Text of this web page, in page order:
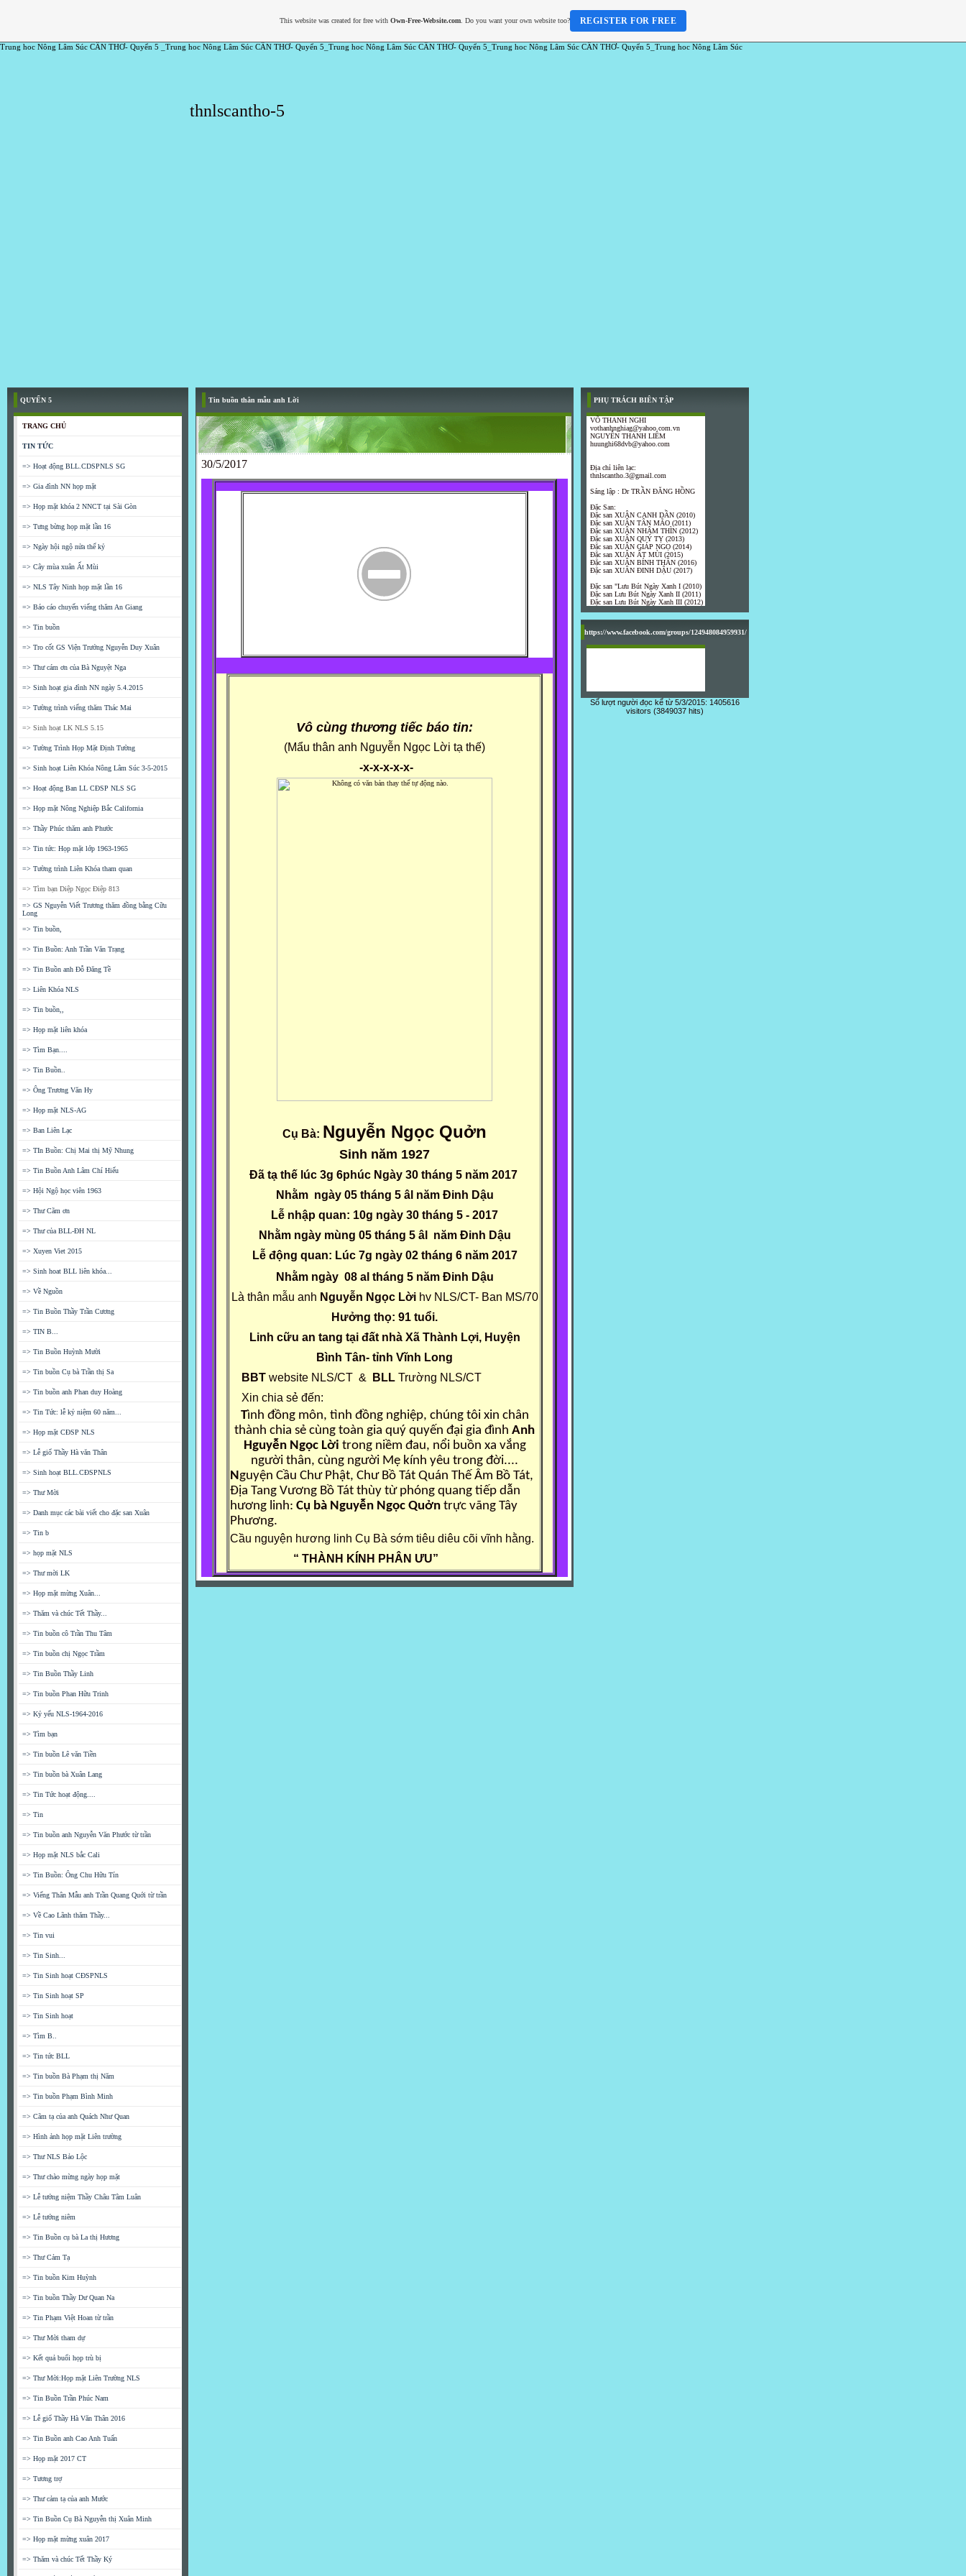
Trung hoc Nông Lâm Súc CẦN THƠ- Quyển 5 _Trung hoc Nông Lâm Súc CẦN THƠ- Quyển 5_Trung hoc Nông Lâm Súc CẦN THƠ- Quyển 5_Trung hoc Nông Lâm Súc CẦN THƠ- Quyển 5_Trung hoc Nông Lâm Súc
thnlscantho-5
QUYỂN 5
TRANG CHỦ
TIN TỨC
=> Hoạt động BLL.CDSPNLS SG
=> Gia đình NN họp mặt
=> Họp mặt khóa 2 NNCT tại Sài Gòn
=> Tưng bừng họp mặt lần 16
=> Ngày hội ngộ nửa thế kỷ
=> Cây mùa xuân Ất Mùi
=> NLS Tây Ninh họp mặt lần 16
=> Báo cáo chuyến viếng thăm An Giang
=> Tin buồn
=> Tro cốt GS Viện Trưởng Nguyễn Duy Xuân
=> Thư cám ơn của Bà Nguyệt Nga
=> Sinh hoạt gia đình NN ngày 5.4.2015
=> Tường trình viếng thăm Thác Mai
=> Sinh hoạt LK NLS 5.15
=> Tường Trình Họp Mặt Định Tường
=> Sinh hoạt Liên Khóa Nông Lâm Súc 3-5-2015
=> Hoạt động Ban LL CĐSP NLS SG
=> Họp mặt Nông Nghiệp Bắc California
=> Thầy Phúc thăm anh Phước
=> Tin tức: Họp mặt lớp 1963-1965
=> Tường trình Liên Khóa tham quan
=> Tìm bạn Diệp Ngọc Điệp 813
=> GS Nguyễn Viết Trương thăm đồng bằng Cữu
Long
=> Tin buồn,
=> Tin Buồn: Anh Trần Văn Trạng
=> Tin Buồn anh Đỗ Đăng Tề
=> Liên Khóa NLS
=> Tin buồn,,
=> Họp mặt liên khóa
=> Tìm Bạn....
=> Tin Buồn..
=> Ông Trương Văn Hy
=> Họp mặt NLS-AG
=> Ban Liên Lạc
=> TIn Buồn: Chị Mai thị Mỹ Nhung
=> Tin Buồn Anh Lâm Chí Hiếu
=> Hội Ngộ học viên 1963
=> Thư Cãm ơn
=> Thư của BLL-ĐH NL
=> Xuyen Viet 2015
=> Sinh hoat BLL liên khóa...
=> Về Nguồn
=> Tin Buồn Thầy Trần Cương
=> TIN B...
=> Tin Buồn Huỳnh Mười
=> Tin buồn Cụ bà Trần thị Sa
=> Tin buồn anh Phan duy Hoàng
=> Tin Tức: lễ kỷ niệm 60 năm...
=> Họp mặt CĐSP NLS
=> Lễ giổ Thầy Hà văn Thân
=> Sinh hoạt BLL.CĐSPNLS
=> Thư Mời
=> Danh mục các bài viết cho đặc san Xuân
=> Tin b
=> họp mặt NLS
=> Thư mời LK
=> Họp mặt mừng Xuân...
=> Thăm và chúc Tết Thầy...
=> Tin buồn cô Trần Thu Tâm
=> Tin buồn chị Ngọc Trầm
=> Tin Buồn Thầy Linh
=> Tin buồn Phan Hữu Trinh
=> Kỷ yếu NLS-1964-2016
=> Tìm bạn
=> Tin buồn Lê văn Tiền
=> Tin buồn bà Xuân Lang
=> Tin Tức hoạt động....
=> Tin
=> Tin buồn anh Nguyễn Văn Phước từ trần
=> Họp mặt NLS bắc Cali
=> Tin Buồn: Ông Chu Hữu Tín
=> Viếng Thân Mẫu anh Trần Quang Quới từ trần
=> Về Cao Lãnh thăm Thầy...
=> Tin vui
=> Tin Sinh...
=> Tin Sinh hoạt CĐSPNLS
=> Tin Sinh hoạt SP
=> Tin Sinh hoạt
=> Tìm B..
=> Tin tức BLL
=> Tin buồn Bà Phạm thị Năm
=> Tin buồn Phạm Bình Minh
=> Cãm tạ của anh Quách Như Quan
=> Hình ảnh họp mặt Liên trường
=> Thư NLS Bảo Lộc
=> Thư chào mừng ngày họp mặt
=> Lễ tưởng niệm Thầy Châu Tâm Luân
=> Lễ tưởng niêm
=> Tin Buồn cụ bà La thị Hương
=> Thư Cảm Tạ
=> Tin buồn Kim Huỳnh
=> Tin buồn Thầy Dư Quan Na
=> Tin Phạm Việt Hoan từ trần
=> Thư Mời tham dự
=> Kết quả buổi họp trù bị
=> Thư Mời:Họp mặt Liên Trường NLS
=> Tin Buồn Trần Phúc Nam
=> Lễ giổ Thầy Hà Văn Thân 2016
=> Tin Buồn anh Cao Anh Tuấn
=> Họp mặt 2017 CT
=> Tương trợ
=> Thư cảm tạ của anh Mước
=> Tin Buồn Cụ Bà Nguyễn thị Xuân Minh
=> Họp mặt mừng xuân 2017
=> Thăm và chúc Tết Thầy Ký
Tin buồn thân mẫu anh Lời
30/5/2017
Vô cùng thương tiếc báo tin:
(Mẩu thân anh Nguyễn Ngọc Lời tạ thế)
-x-x-x-x-x-
Cụ Bà: Nguyễn Ngọc Quởn
Sinh năm 1927
Đã tạ thế lúc 3g 6phúc Ngày 30 tháng 5 năm 2017
Nhằm ngày 05 tháng 5 âl năm Đinh Dậu
Lễ nhập quan: 10g ngày 30 tháng 5 - 2017
Nhằm ngày mùng 05 tháng 5 âl năm Đinh Dậu
Lễ động quan: Lúc 7g ngày 02 tháng 6 năm 2017
Nhằm ngày 08 al tháng 5 năm Đinh Dậu
Là thân mẫu anh Nguyễn Ngọc Lờihv NLS/CT- Ban MS/70
Hưởng thọ: 91 tuổi.
Linh cữu an tang tại đất nhà Xã Thành Lợi, Huyện
Bình Tân- tỉnh Vĩnh Long
BBT website NLS/CT & BLL Trường NLS/CT
Xin chia sẻ đến:
Tình đồng môn, tình đồng nghiệp, chúng tôi xin chân
thành chia sẻ cùng toàn gia quý quyến đại gia đình Anh
Hguyễn Ngọc Lời trong niềm đau, nổi buồn xa vắng
người thân, cùng người Mẹ kính yêu trong đời....
Nguyện Cầu Chư Phật, Chư Bồ Tát Quán Thế Âm Bồ Tát,
Địa Tang Vương Bồ Tát thùy từ phóng quang tiếp dẫn
hương linh: Cụ bà Nguyễn Ngọc Quởn trực vãng Tây
Phương.
Cầu nguyện hương linh Cụ Bà sớm tiêu diêu cõi vĩnh hằng.
“ THÀNH KÍNH PHÂN ƯU”
PHỤ TRÁCH BIÊN TẬP
VÕ THANH NGHI
vothanhnghiag@yahoo.com.vn
NGUYỄN THANH LIÊM
huunghi68dvb@yahoo.com
Địa chỉ liên lạc:
thnlscantho.3@gmail.com
Sáng lập : Dr TRẦN ĐĂNG HỒNG
Đặc San:
Đặc san XUÂN CANH DẦN (2010)
Đặc san XUÂN TÂN MÃO (2011)
Đặc san XUÂN NHÂM THÌN (2012)
Đặc san XUÂN QUÝ TỴ (2013)
Đặc san XUÂN GIÁP NGỌ (2014)
Đặc san XUÂN ẤT MÙI (2015)
Đặc san XUÂN BÍNH THÂN (2016)
Đặc san XUÂN ĐINH DẬU (2017)
Đặc san "Lưu Bút Ngày Xanh I (2010)
Đặc san Lưu Bút Ngày Xanh II (2011)
Đặc san Lưu Bút Ngày Xanh III (2012)
https://www.facebook.com/groups/124948084959931/
Số lượt người đọc kể từ 5/3/2015: 1405616
visitors (3849037 hits)
This website was created for free with Own-Free-Website.com. Do you want your own website too? REGISTER FOR FREE